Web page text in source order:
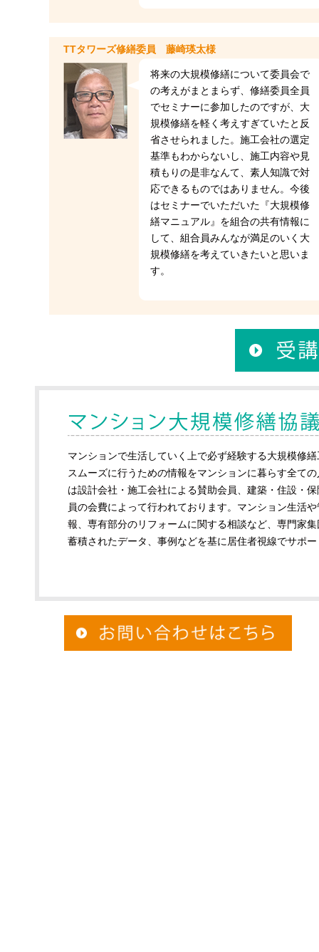
TTタワーズ修繕委員 藤崎瑛太様
将来の大規模修繕について委員会で
の考えがまとまらず、修繕委員全員
でセミナーに参加したのですが、大
規模修繕を軽く考えすぎていたと反
省させられました。施工会社の選定
基準もわからないし、施工内容や見
積もりの是非なんて、素人知識で対
応できるものではありません。今後
はセミナーでいただいた『大規模修
繕マニュアル』を組合の共有情報に
して、組合員みんなが満足のいく大
規模修繕を考えていきたいと思いま
す。
マンションで生活していく上で必ず経験する大規模修
スムーズに行うための情報をマンションに暮らす全て
は設計会社・施工会社による賛助会員、建築・住設・
員の会費によって行われております。マンション生活
報、専有部分のリフォームに関する相談など、専門家
蓄積されたデータ、事例などを基に居住者視線でサポ